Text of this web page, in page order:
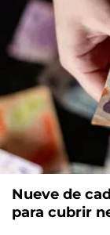
Nueve de
para cubrir